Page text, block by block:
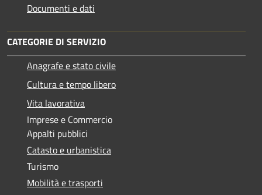
Documenti e dati
CATEGORIE DI SERVIZIO
Anagrafe e stato civile
Cultura e tempo libero
Vita lavorativa
Imprese e Commercio
Appalti pubblici
Catasto e urbanistica
Turismo
Mobilità e trasporti